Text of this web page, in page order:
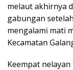
melaut akhirnya
gabungan
mengalami mati
Kecamatan
Keempat